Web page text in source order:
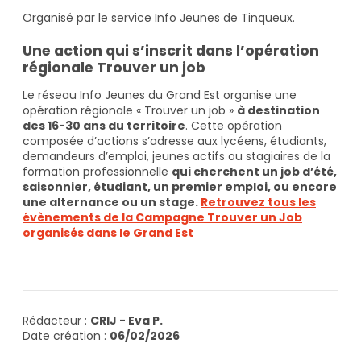
Organisé par le service Info Jeunes de Tinqueux.
Une action qui s’inscrit dans l’opération
régionale Trouver un job
Le réseau Info Jeunes du Grand Est organise une
opération régionale « Trouver un job » à destination
des 16-30 ans du territoire. Cette opération
composée d’actions s’adresse aux lycéens, étudiants,
demandeurs d’emploi, jeunes actifs ou stagiaires de la
formation professionnelle qui cherchent un job d’été,
saisonnier, étudiant, un premier emploi, ou encore
une alternance ou un stage. Retrouvez tous les
évènements de la Campagne Trouver un Job
organisés dans le Grand Est
Rédacteur : CRIJ - Eva P.
Date création : 06/02/2026